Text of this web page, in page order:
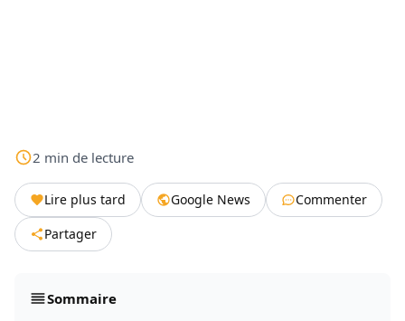
2 min de lecture
Lire plus tard Google News
Commenter
Partager
Sommaire